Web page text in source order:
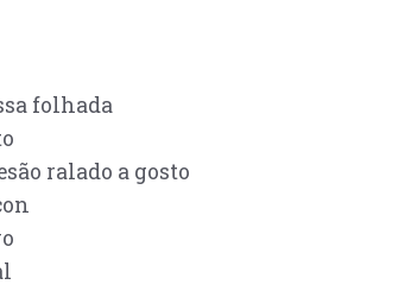
folhada
ralado a gosto